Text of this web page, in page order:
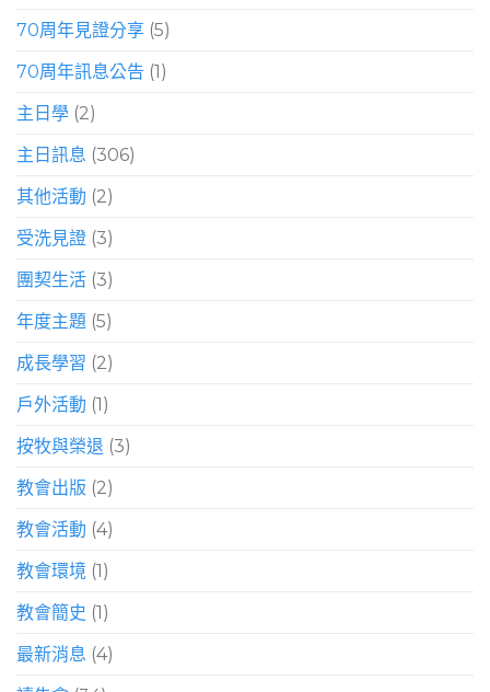
70周年見證分享 (5)
70周年訊息公告 (1)
主日學 (2)
主日訊息 (306)
其他活動 (2)
受洗見證 (3)
團契生活 (3)
年度主題 (5)
成長學習 (2)
戶外活動 (1)
按牧與榮退 (3)
教會出版 (2)
教會活動 (4)
教會環境 (1)
教會簡史 (1)
最新消息 (4)